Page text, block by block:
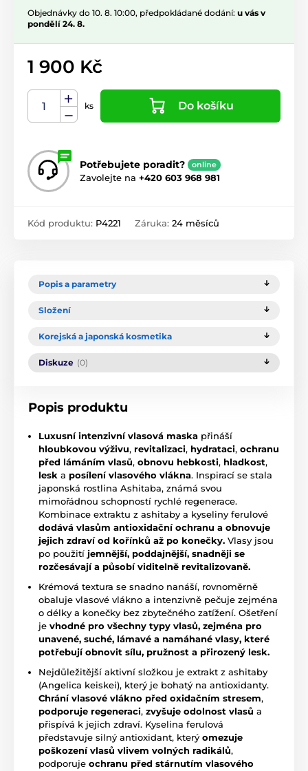
Objednávky do 10. 8. 10:00, předpokládané dodání: u vás v
pondělí 24. 8.
1 900 Kč
ks Do košíku
Potřebujete poradit? online
Zavolejte na +420 603 968 981
Kód produktu: P4221 Záruka: 24 měsíců
Popis a parametry
Složení
Korejská a japonská kosmetika
Diskuze (0)
Popis produktu
Luxusní intenzivní vlasová maska přináší
hloubkovou výživu, revitalizaci, hydrataci, ochranu
před lámáním vlasů, obnovu hebkosti, hladkost,
lesk a posílení vlasového vlákna. Inspirací se stala
japonská rostlina Ashitaba, známá svou
mimořádnou schopností rychlé regenerace.
Kombinace extraktu z ashitaby a kyseliny ferulové
dodává vlasům antioxidační ochranu a obnovuje
jejich zdraví od kořínků až po konečky. Vlasy jsou
po použití jemnější, poddajnější, snadněji se
rozčesávají a působí viditelně revitalizovaně.
Krémová textura se snadno nanáší, rovnoměrně
obaluje vlasové vlákno a intenzivně pečuje zejména
o délky a konečky bez zbytečného zatížení. Ošetření
je vhodné pro všechny typy vlasů, zejména pro
unavené, suché, lámavé a namáhané vlasy, které
potřebují obnovit sílu, pružnost a přirozený lesk.
Nejdůležitější aktivní složkou je extrakt z ashitaby
(Angelica keiskei), který je bohatý na antioxidanty.
Chrání vlasové vlákno před oxidačním stresem,
podporuje regeneraci, zvyšuje odolnost vlasů a
přispívá k jejich zdraví. Kyselina ferulová
představuje silný antioxidant, který omezuje
poškození vlasů vlivem volných radikálů,
podporuje ochranu před stárnutím vlasového